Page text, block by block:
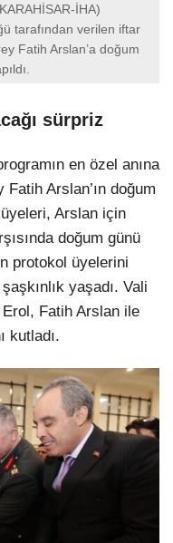
İHA)
tarafından verilen iftar
Fatih Arslan’a doğum
sürpriz
en özel anına
Arslan’ın doğum
Arslan için
doğum günü
protokol üyelerini
yaşadı. Vali
Fatih Arslan ile
kutladı.